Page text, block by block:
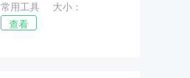
常用工具
大小：
54.09MB
查看